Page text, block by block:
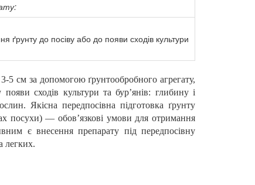
ґрунту до посіву або до появи сходів культури
5 см за допомогою ґрунтообробного агрегату,
сходів культури та бур’янів: глибину і
Якісна передпосівна підготовка ґрунту
посухи) — обов’язкові умови для отримання
є внесення препарату під передпосівну
легких.